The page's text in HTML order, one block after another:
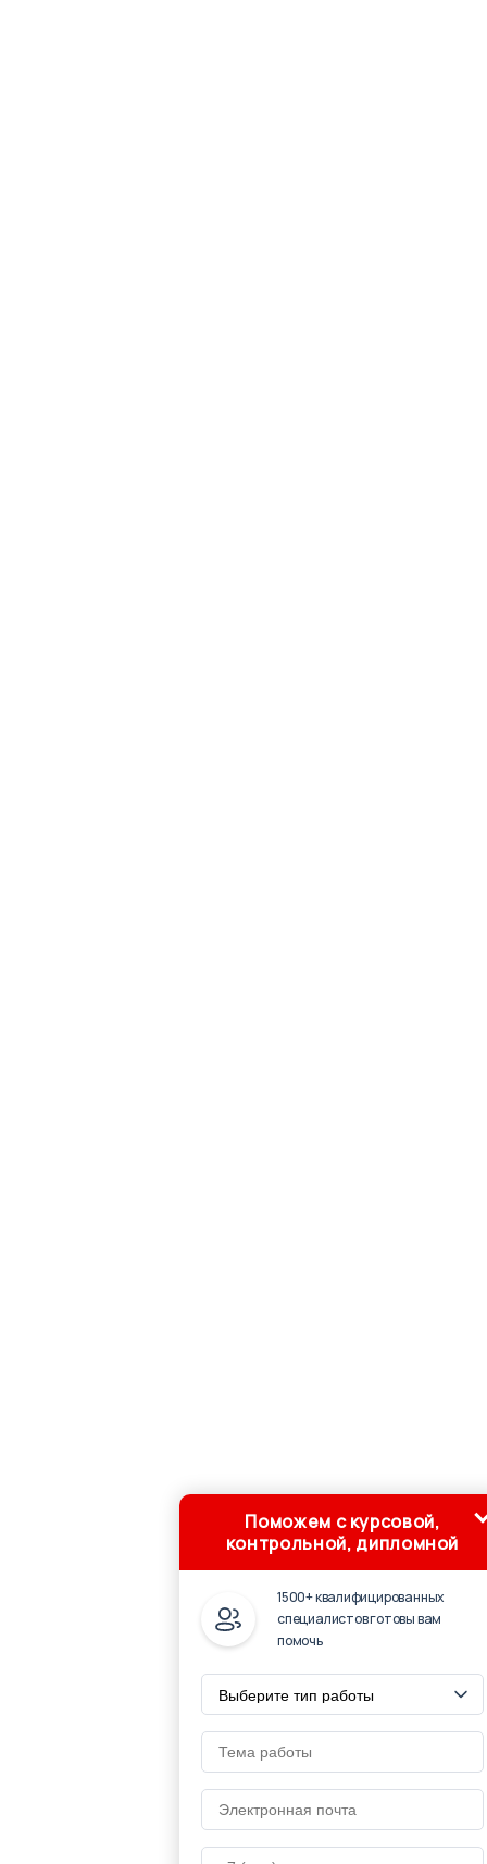
Поможем с курсовой,
контрольной, дипломной
1500+ квалифицированных
специалистов готовы вам
помочь